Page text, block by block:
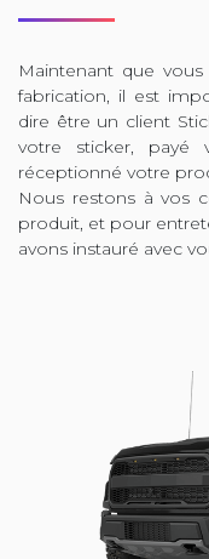
Maintenant que
fabrication, il est
dire être un client
votre sticker, payé
réceptionné votre
Nous restons à vos
produit, et pour
avons instauré avec